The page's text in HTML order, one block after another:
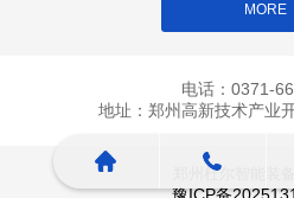
MORE
电话：0371-
地址：郑州高新技术产业
郑州杜尔智能装